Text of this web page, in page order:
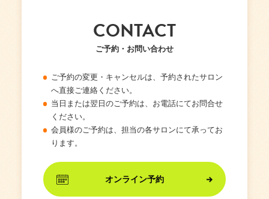
CONTACT
ご予約・お問い合わせ
ご予約の変更・キャンセルは、予約されたサロン
へ直接ご連絡ください。
当日または翌日のご予約は、お電話にてお問合せ
ください。
会員様のご予約は、担当の各サロンにて承ってお
ります。
オンライン予約